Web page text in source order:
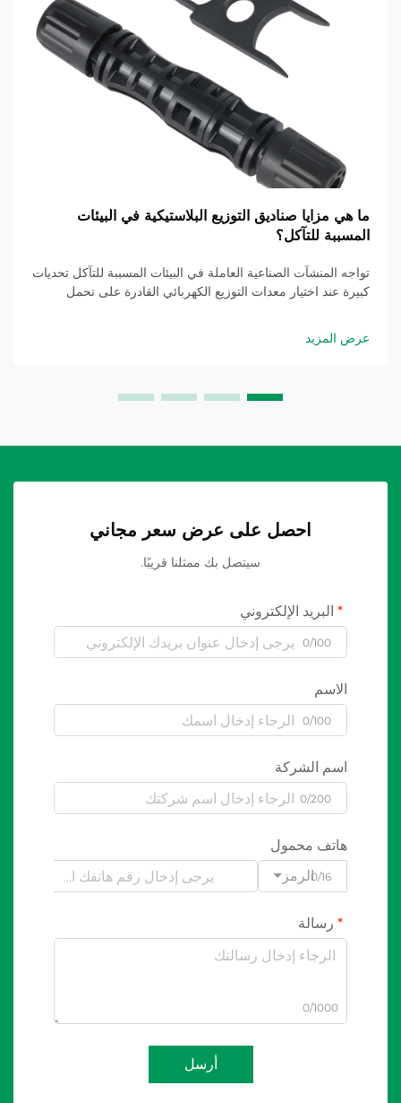
ما هي مزايا صناديق التوزيع البلاستيكية في البيئات
المسببة للتآكل؟
تواجه المنشآت الصناعية العاملة في البيئات المسببة للتآكل تحديات
كبيرة عند اختيار معدات التوزيع الكهربائي القادرة على تحمل
الحرارة الشديدة. وصندوق التوزيع البلاستيكي...
عرض المزيد
احصل على عرض سعر مجاني
سيتصل بك ممثلنا قريبًا.
البريد الإلكتروني
0/100
الاسم
0/100
اسم الشركة
0/200
هاتف محمول
الرمز0/16
رسالة
0/1000
أرسل